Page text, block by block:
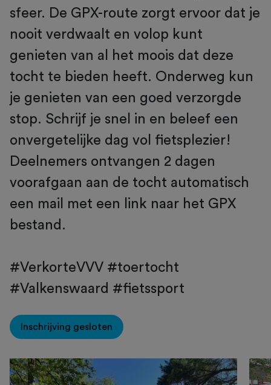
sfeer. De GPX-route zorgt ervoor dat je
nooit verdwaalt en volop kunt
genieten van al het moois dat deze
tocht te bieden heeft. Onderweg kun
je genieten van een goed verzorgde
stop. Schrijf je snel in en beleef een
onvergetelijke dag vol fietsplezier!
Deelnemers ontvangen 2 dagen
voorafgaan aan de tocht automatisch
een mail met een link naar het GPX
bestand.
#VerkorteVVV #toertocht
#Valkenswaard #fietssport
Inschrijving gesloten